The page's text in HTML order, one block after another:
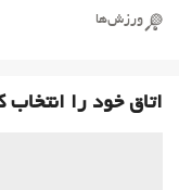
ورزش‌ها
اتاق خود را انتخاب